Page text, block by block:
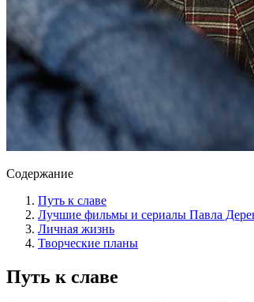
Содержание
Путь к славе
Лучшие фильмы и сериалы Павла
Личная жизнь
Творческие планы
Путь к славе